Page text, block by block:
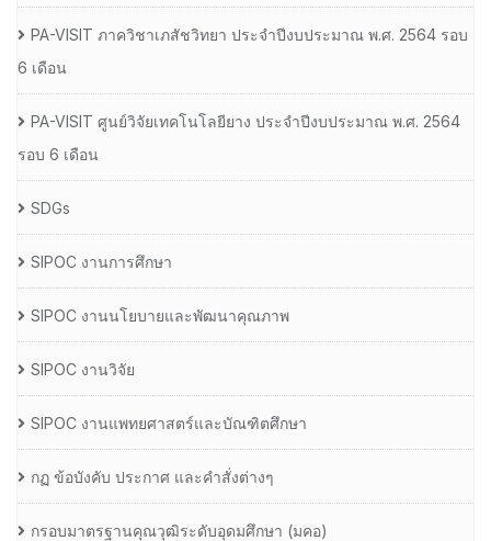
PA-VISIT ภาควิชาเภสัชวิทยา ประจำปีงบประมาณ พ.ศ. 2564 รอบ
6 เดือน
PA-VISIT ศูนย์วิจัยเทคโนโลยียาง ประจำปีงบประมาณ พ.ศ. 2564
รอบ 6 เดือน
SDGs
SIPOC งานการศึกษา
SIPOC งานนโยบายและพัฒนาคุณภาพ
SIPOC งานวิจัย
SIPOC งานแพทยศาสตร์และบัณฑิตศึกษา
กฏ ข้อบังคับ ประกาศ และคำสั่งต่างๆ
กรอบมาตรฐานคุณวุฒิระดับอุดมศึกษา (มคอ)